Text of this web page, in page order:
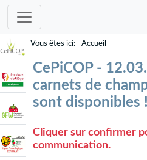
Accueil
CePiCOP -
carnets de
sont disponibles !
Cliquer sur confirmer
communication.